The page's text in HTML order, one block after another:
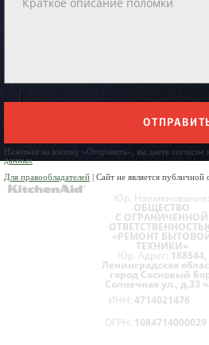
Нажимая на кнопку «Отправить», вы даете согласие
данных
Для правообладателей | Сайт не является публичной
Юр. Наименование:
ОБЩЕСТВО
С ОГРАНИЧЕННОЙ
«РЕМОНТ
ТЕХНИКИ»
Юр. Адрес: 188544,
Ленинградская
город Сосновый
Солнечная ул., д.33
ИНН: 4714021476
ОГРН: 1084714000029